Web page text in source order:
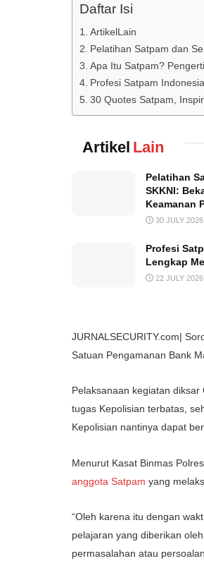
Daftar Isi
ArtikelLain
Pelatihan Satpam dan
Apa Itu Satpam?
Profesi Satpam
30 Quotes Satpam,
Artikel Lain
Pelatihan
SKKNI:
Keamanan
30 JULY 2026
Profesi
Lengkap
22 JULY 2026
JURNALSECURITY.com|
Satuan Pengamanan Bank
Pelaksanaan kegiatan
tugas Kepolisian terbatas,
Kepolisian nantinya dapat
Menurut Kasat Binmas
anggota Satpam yang
“Oleh karena itu dengan
pelajaran yang diberikan
permasalahan atau